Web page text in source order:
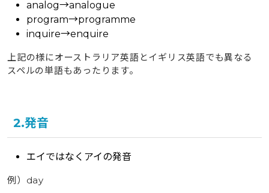
analog→analogue
program→programme
inquire→enquire
上記の様にオーストラリア英語とイギリス英語でも異なる
スペルの単語もあったります。
2.発音
エイではなくアイの発音
例）day